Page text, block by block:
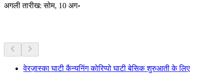
अगली तारीख: सोम, 10 अग॰
वेरज़ास्का घाटी कैन्यनिंग कोरिप्पो घाटी बेसिक शुरुआती के लिए